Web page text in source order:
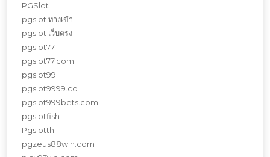
PGSlot
pgslot ทางเข้า
pgslot เว็บตรง
pgslot77
pgslot77.com
pgslot99
pgslot9999.co
pgslot999bets.com
pgslotfish
Pgslotth
pgzeus88win.com